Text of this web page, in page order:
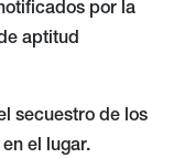
por la
aptitud
secuestro de los
el lugar.